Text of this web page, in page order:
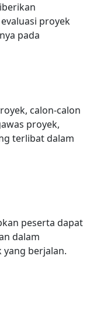
proyek
pada
calon-calon
proyek,
terlibat dalam
peserta dapat
dalam
berjalan.